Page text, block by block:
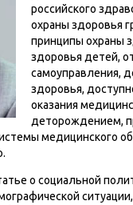
российского
охраны здоровья
принципы охраны
здоровья детей,
самоуправления,
здоровья,
оказания
деторождением,
медицинского
о социальной